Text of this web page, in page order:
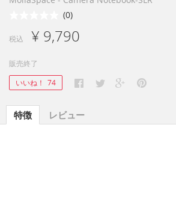
(0)
税込 ¥ 9,790
販売終了
いいね！ 74
特徴 レビュー